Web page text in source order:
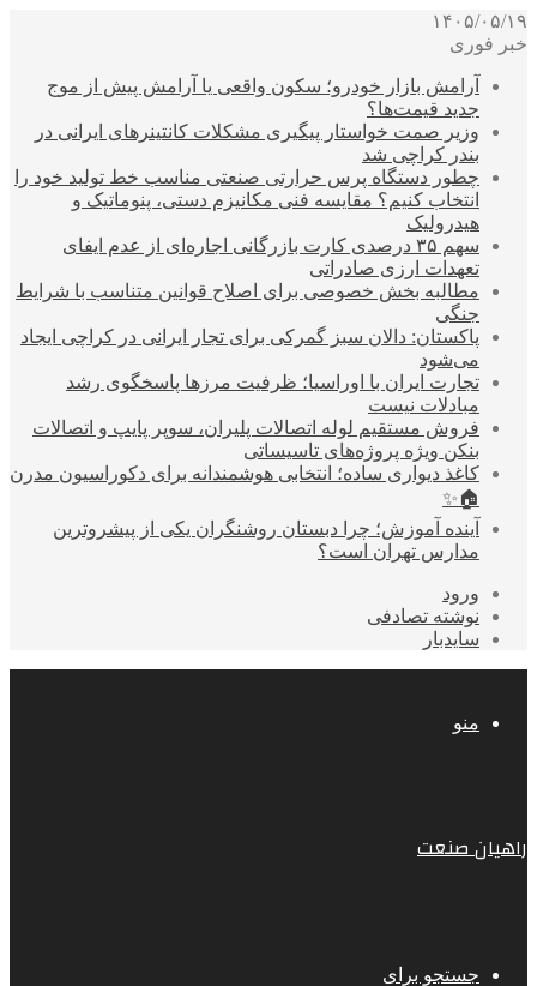
۱۴۰۵/۰۵/۱۹
خبر فوری
آرامش بازار خودرو؛ سکون واقعی یا آرامش پیش از موج
جدید قیمت‌ها؟
وزیر صمت خواستار پیگیری مشکلات کانتینرهای ایرانی در
بندر کراچی شد
چطور دستگاه پرس حرارتی صنعتی مناسب خط تولید خود را
انتخاب کنیم؟ مقایسه فنی مکانیزم دستی، پنوماتیک و
هیدرولیک
سهم ۳۵ درصدی کارت بازرگانی اجاره‌ای از عدم ایفای
تعهدات ارزی صادراتی
مطالبه بخش خصوصی برای اصلاح قوانین متناسب با شرایط
جنگی
پاکستان: دالان سبز گمرکی برای تجار ایرانی در کراچی ایجاد
می‌شود
تجارت ایران با اوراسیا؛ ظرفیت مرزها پاسخگوی رشد
مبادلات نیست
فروش مستقیم لوله اتصالات پلیران، سوپر پایپ و اتصالات
بنکن ویژه پروژه‌های تاسیساتی
کاغذ دیواری ساده؛ انتخابی هوشمندانه برای دکوراسیون مدرن
🏠✨
آینده آموزش؛ چرا دبستان روشنگران یکی از پیشروترین
مدارس تهران است؟
ورود
نوشته تصادفی
سایدبار
منو
راهیان صنعت
جستجو برای